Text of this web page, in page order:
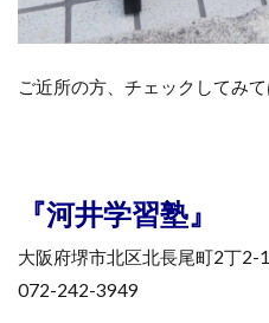
ご近所の方、チェックしてみ
『河井学習塾』
大阪府堺市北区北長尾町2丁
072-242-3949